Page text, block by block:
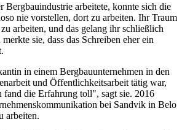
Bergbauindustrie arbeitete, konnte sich die
nie vorstellen, dort zu arbeiten. Ihr Traum
arbeiten, und das gelang ihr schließlich
sie, dass das Schreiben eher ein
in einem Bergbauunternehmen in den
und Öffentlichkeitsarbeit tätig war,
die Erfahrung toll", sagt sie. 2016
bei Sandvik in Belo
arbeiten.